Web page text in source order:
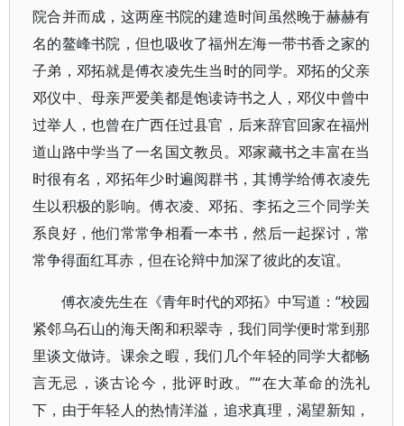
院合并而成，这两座书院的建造时间虽然晚于赫赫有
名的鳌峰书院，但也吸收了福州左海一带书香之家的
子弟，邓拓就是傅衣凌先生当时的同学。邓拓的父亲
邓仪中、母亲严爱美都是饱读诗书之人，邓仪中曾中
过举人，也曾在广西任过县官，后来辞官回家在福州
道山路中学当了一名国文教员。邓家藏书之丰富在当
时很有名，邓拓年少时遍阅群书，其博学给傅衣凌先
生以积极的影响。傅衣凌、邓拓、李拓之三个同学关
系良好，他们常常争相看一本书，然后一起探讨，常
常争得面红耳赤，但在论辩中加深了彼此的友谊。
傅衣凌先生在《青年时代的邓拓》中写道：“校园
紧邻乌石山的海天阁和积翠寺，我们同学便时常到那
里谈文做诗。课余之暇，我们几个年轻的同学大都畅
言无忌，谈古论今，批评时政。”“在大革命的洗礼
下，由于年轻人的热情洋溢，追求真理，渴望新知，